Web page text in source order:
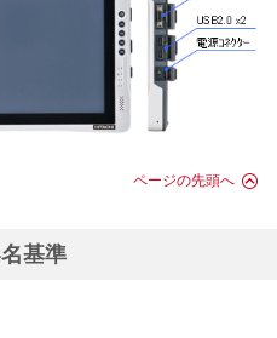
ページの先頭へ
基準